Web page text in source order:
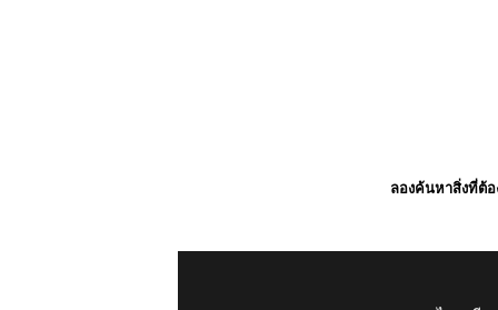
ลองค้นหาสิ่งที่ต้อ